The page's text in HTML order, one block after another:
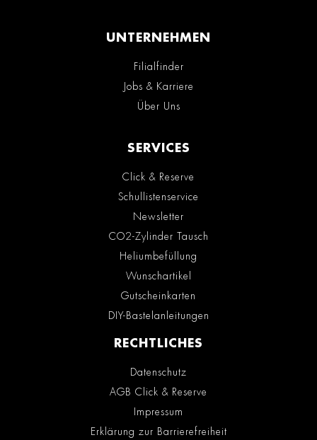
UNTERNEHMEN
Filialfinder
Jobs & Karriere
Über Uns
SERVICES
Click & Reserve
Schullistenservice
Newsletter
CO2-Zylinder Tausch
Heliumbefüllung
Wunschartikel
Gutscheinkarten
DIY-Bastelanleitungen
RECHTLICHES
Datenschutz
AGB Click & Reserve
Impressum
Erklärung zur Barrierefreiheit